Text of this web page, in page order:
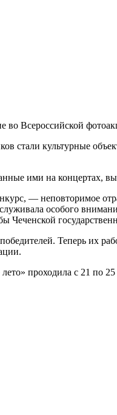
во Всероссийской
стали культурные
ими на концертах,
— неповторимое
особого
Чеченской
Теперь их
проходила с 21 по 25